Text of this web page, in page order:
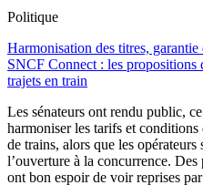
Politique
Harmonisation des titres,
SNCF Connect : les propositions
trajets en train
Les sénateurs ont rendu public,
harmoniser les tarifs et conditions
de trains, alors que les
l’ouverture à la concurrence.
ont bon espoir de voir reprises